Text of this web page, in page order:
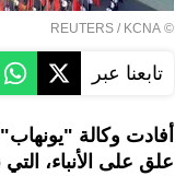
©
REUTERS / KCNA
تابعنا عبر
أفادت وكالة
علق على الأنباء،